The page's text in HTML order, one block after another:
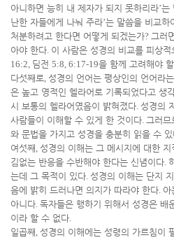
아니하면 능히 내 제자가 되지 못하리라’는
난한 자들에게 나눠 주라’는 말씀을 비교하
처분하려고 한다면 어떻게 되겠는가? 그러
아야 한다. 이 사람은 성경의 비교를 피상
16:2, 딤전 5:8, 6:17-19을 함께 고려해야
다섯째로, 성경의 언어는 평상인의 언어라
은 높고 영적인 헬라어로 기록되었다고 생
시 보통의 헬라어였음이 밝혀졌다. 성경의
사람들이 이해할 수 있게 한 것이다. 그러므
와 문법을 가지고 성경을 충분히 읽을 수
여섯째 , 성경의 이해는 그 메시지에 대한
김없는 반응을 수반해야 한다는 신념이다.
는데 그 목적이 있다. 성경의 이해는 단지
음에 밝히 드러나면 의지가 따라야 한다. 아
아니다. 독자들은 행하기 위해서 성경은 배
이라 할 수 없다.
일곱째 , 성경의 이해에는 성령의 가르침이